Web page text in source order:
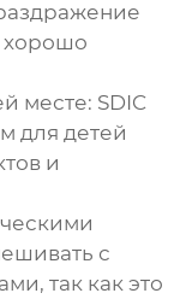
хорошо
месте: SDIC
для детей
и
с
так как это